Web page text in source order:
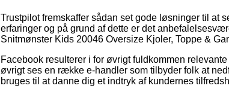
Trustpilot fremskaffer sådan set gode løsninger til
erfaringer og på grund af dette er det
Snitmønster Kids 20046 Oversize Kjoler, Toppe &
Facebook resulterer i for øvrigt fuldkommen
øvrigt ses en række e-handler som tilbyder folk at
bruges til at danne dig et indtryk af kundernes